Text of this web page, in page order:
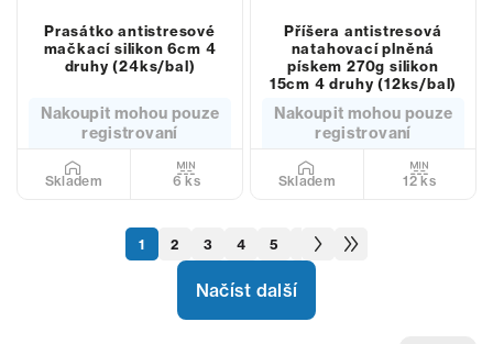
Prasátko antistresové
mačkací silikon 6cm 4
druhy (24ks/bal)
Nakoupit mohou pouze
registrovaní
Skladem 6 ks
Příšera antistresová
natahovací plněná
pískem 270g silikon
15cm 4 druhy (12ks/bal)
Nakoupit mohou pouze
registrovaní
Skladem 12 ks
Načíst další
1 2 3 4 5